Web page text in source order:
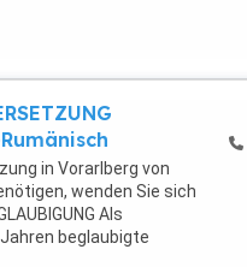
in Vorarlberg von
wenden Sie sich
Als
beglaubigte
offiziell ...